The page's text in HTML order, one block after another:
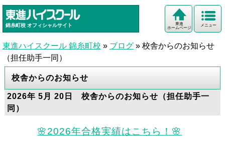
錦糸町校 オフィシャルサイト メニュー
東進
ホームページ
東進ハイスクール 錦糸町校 » ブログ » 校舎からのお知らせ
（担任助手一同）
校舎からのお知らせ
2026年 5月 20日 校舎からのお知らせ（担任助手一
同）
🌸2026年合格実績はこちら！🌸